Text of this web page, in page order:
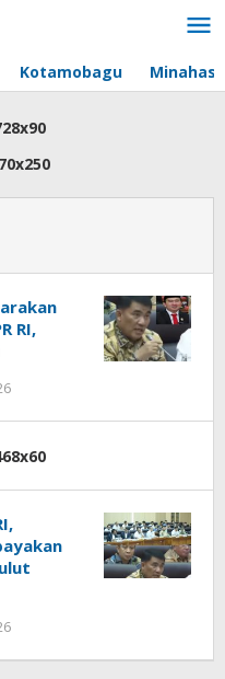
Kotamobagu Minahasa
RI,